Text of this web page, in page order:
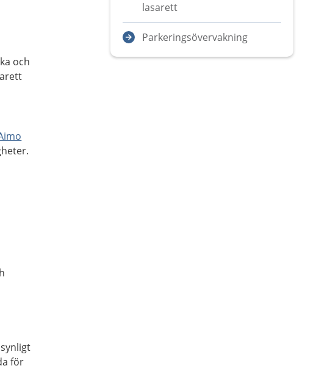
och
för
lasarett
Parkeringsövervakning